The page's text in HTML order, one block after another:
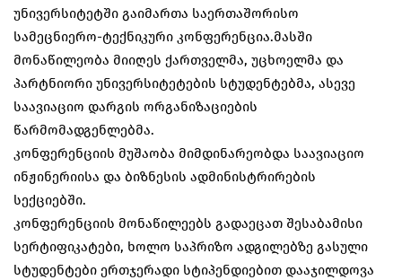
უნივერსიტეტში გაიმართა საერთაშორისო
სამეცნიერო-ტექნიკური კონფერენცია.მასში
მონაწილეობა მიიღეს ქართველმა, უცხოელმა და
პარტნიორი უნივერსიტეტების სტუდენტებმა, ასევე
საავიაციო დარგის ორგანიზაციების
წარმომადგენლებმა.
კონფერენციის მუშაობა მიმდინარეობდა საავიაციო
ინჟინერიისა და ბიზნესის ადმინისტრირების
სექციებში.
კონფერენციის მონაწილეებს გადაეცათ შესაბამისი
სერტიფიკატები, ხოლო საპრიზო ადგილებზე გასული
სტუდენტები ერთჯერადი სტიპენდიებით დააჯილდოვა